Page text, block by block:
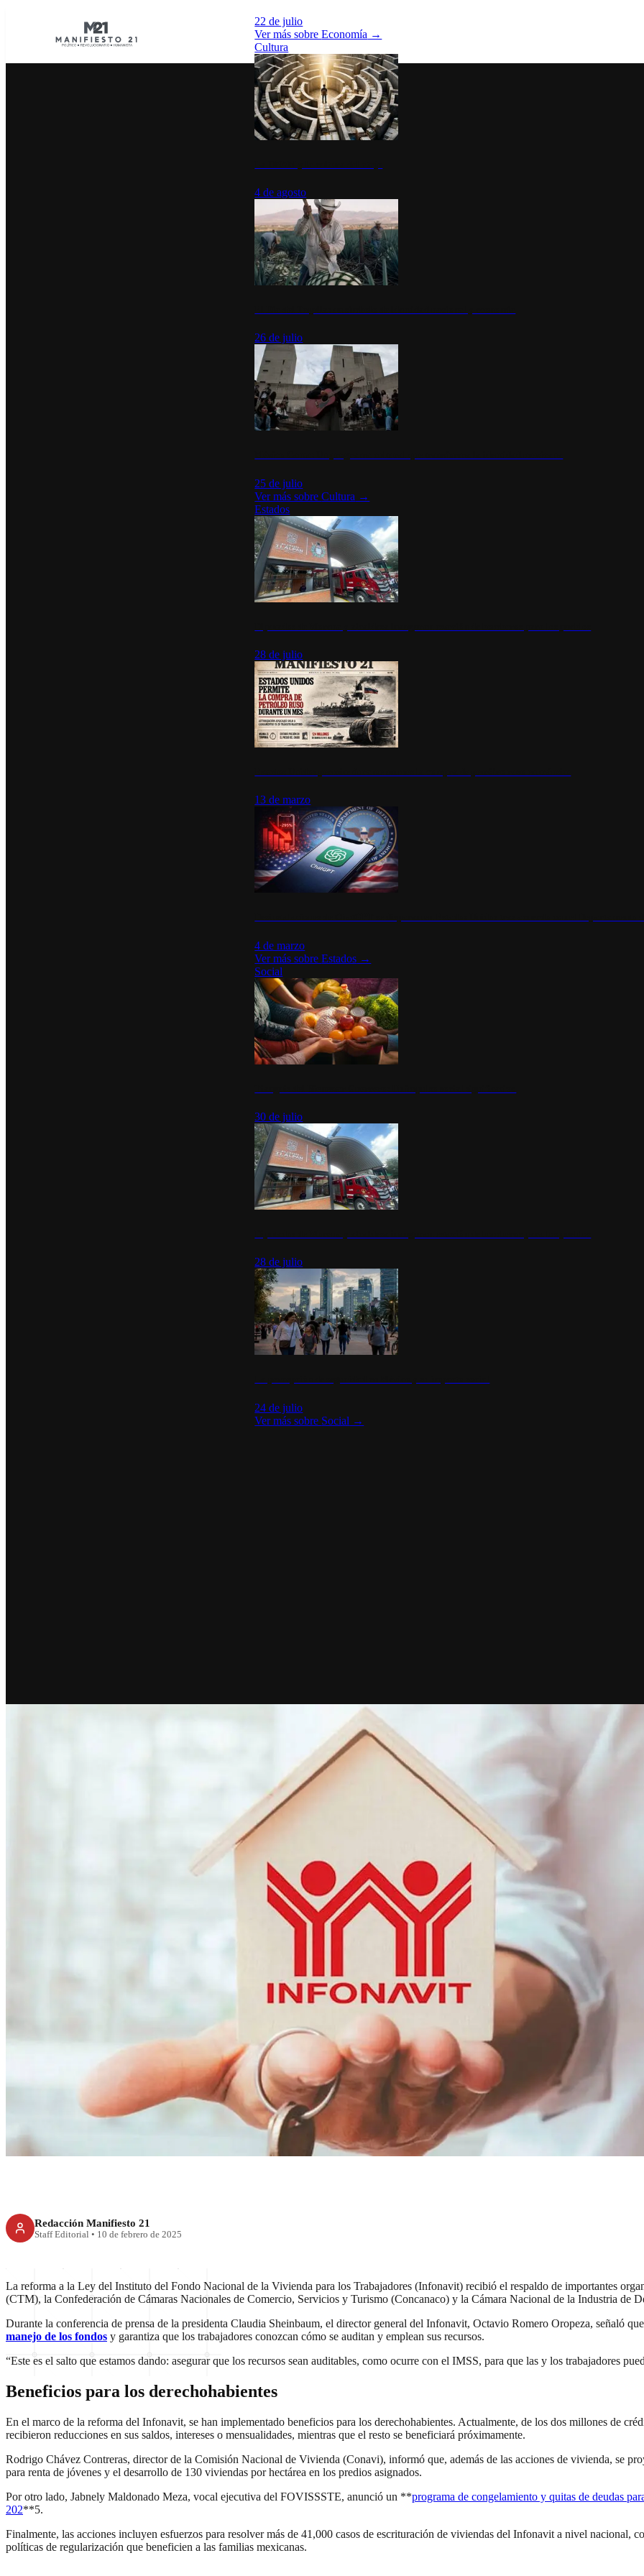
22 de julio
Ver más sobreEconomía →
Cultura
4 de agosto
26 de julio
25 de julio
Ver más sobreCultura →
Estados
28 de julio
13 de marzo
4 de marzo
Ver más sobreEstados →
Social
30 de julio
28 de julio
24 de julio
Ver más sobre Social →
Organizaciones respaldan la
reforma al Infonavit y beneficios
para trabajadores
Redacción Manifiesto 21
Staff Editorial • 10 de febrero de 2025
La reforma a la Ley del Instituto del Fondo Nacional de la Vivienda para los Trabajadores (Infonavit) recibió el respaldo de importantes
(CTM), la Confederación de Cámaras Nacionales de Comercio, Servicios y Turismo (Concanaco) y la Cámara Nacional de la Industria de
Durante la conferencia de prensa de la presidenta Claudia Sheinbaum, el director general del Infonavit, Octavio Romero Oropeza, señaló que
manejo de los fondos y garantiza que los trabajadores conozcan cómo se auditan y emplean sus recursos.
“Este es el salto que estamos dando: asegurar que los recursos sean auditables, como ocurre con el IMSS, para que las y los trabajadores
Beneficios para los derechohabientes
En el marco de la reforma del Infonavit, se han implementado beneficios para los derechohabientes. Actualmente, de los dos millones de
recibieron reducciones en sus saldos, intereses o mensualidades, mientras que el resto se beneficiará próximamente.
Rodrigo Chávez Contreras, director de la Comisión Nacional de Vivienda (Conavi), informó que, además de las acciones de vivienda, se
para renta de jóvenes y el desarrollo de 130 viviendas por hectárea en los predios asignados.
Por otro lado, Jabnely Maldonado Meza, vocal ejecutiva del FOVISSSTE, anunció un **programa de congelamiento y quitas de deudas
202**5.
Finalmente, las acciones incluyen esfuerzos para resolver más de 41,000 casos de escrituración de viviendas del Infonavit a nivel nacional,
políticas de regularización que beneficien a las familias mexicanas.